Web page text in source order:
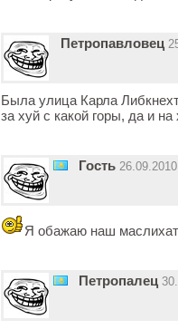
Петропавловец
Была улица Карла
за хуй с какой горы, да и на
Гость
Я обажаю наш
Петропалец